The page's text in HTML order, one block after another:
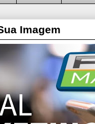
Imagem